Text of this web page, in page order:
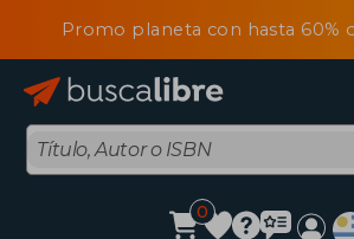
Promo planeta con hasta
0